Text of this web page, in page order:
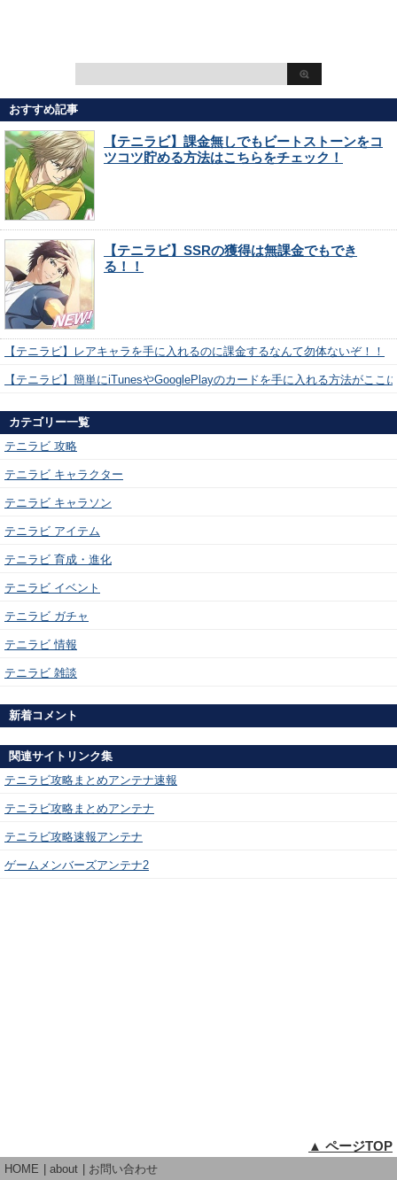
おすすめ記事
【テニラビ】課金無しでもビートストーンをコ
ツコツ貯める方法はこちらをチェック！
【テニラビ】SSRの獲得は無課金でもでき
る！！
【テニラビ】レアキャラを手に入れるのに課金するなんて勿体ないぞ！！
【テニラビ】簡単にiTunesやGooglePlayのカードを手に入れる方法がここ
カテゴリー一覧
テニラビ 攻略
テニラビ キャラクター
テニラビ キャラソン
テニラビ アイテム
テニラビ 育成・進化
テニラビ イベント
テニラビ ガチャ
テニラビ 情報
テニラビ 雑談
新着コメント
関連サイトリンク集
テニラビ攻略まとめアンテナ速報
テニラビ攻略まとめアンテナ
テニラビ攻略速報アンテナ
ゲームメンバーズアンテナ2
▲ ページTOP
HOME about お問い合わせ